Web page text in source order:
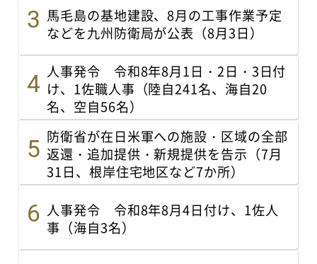
馬毛島の基地建設、8月の工事作業予定
などを九州防衛局が公表（8月3日）
人事発令 令和8年8月1日・2日・3日付
け、1佐職人事（陸自241名、海自20
名、空自56名）
防衛省が在日米軍への施設・区域の全部
返還・追加提供・新規提供を告示（7月
31日、根岸住宅地区など7か所）
人事発令 令和8年8月4日付け、1佐人
事（海自3名）